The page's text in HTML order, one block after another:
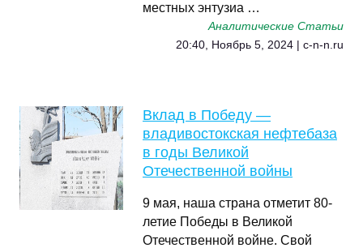
местных энтузиа …
Аналитические Статьи
20:40, Ноябрь 5, 2024 | c-n-n.ru
Вклад в Победу —
владивостокская нефтебаза
в годы Великой
Отечественной войны
9 мая, наша страна отметит 80-
летие Победы в Великой
Отечественной войне. Свой